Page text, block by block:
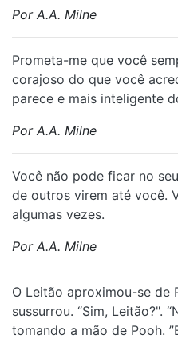
Por A.A. Milne
Prometa-me que você
corajoso do que você
parece e mais inteligente
Por A.A. Milne
Você não pode ficar no
de outros virem até você.
algumas vezes.
Por A.A. Milne
O Leitão aproximou-se de
sussurrou. “Sim, Leitão?".
tomando a mão de Pooh.